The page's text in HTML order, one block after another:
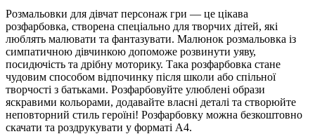
Розмальовки для дівчат персонаж гри — це цікава
розфарбовка, створена спеціально для творчих дітей, які
люблять малювати та фантазувати. Малюнок розмальовка із
симпатичною дівчинкою допоможе розвинути уяву,
посидючість та дрібну моторику. Така розфарбовка стане
чудовим способом відпочинку після школи або спільної
творчості з батьками. Розфарбовуйте улюблені образи
яскравими кольорами, додавайте власні деталі та створюйте
неповторний стиль героїні! Розфарбовку можна безкоштовно
скачати та роздрукувати у форматі А4.